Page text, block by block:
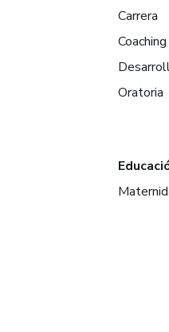
Carrera
Coaching
Oratoria